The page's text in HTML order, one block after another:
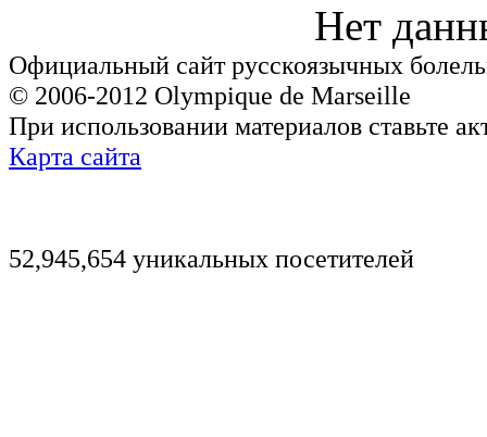
Нет
Официальный сайт русскоязычных
© 2006-2012 Olympique de Marseille
При использовании материалов ставьте
Карта сайта
52,945,654 уникальных посетителей